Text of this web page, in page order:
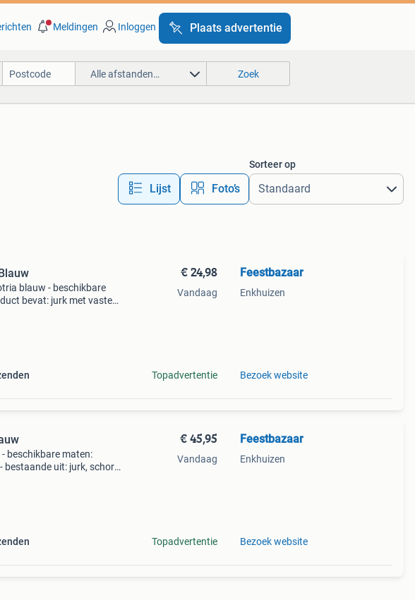
Meldingen Inloggen Plaats advertentie
Alle afstanden… Zoek
Lijst Foto’s
Sorteer op
blauw - beschikbare
bevat: jurk met vaste
€ 24,98
Vandaag
Topadvertentie
Feestbazaar
Enkhuizen
Bezoek website
beschikbare maten:
uit: jurk, schort
€ 45,95
Vandaag
Topadvertentie
Feestbazaar
Enkhuizen
Bezoek website